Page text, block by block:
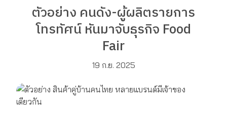
ตัวอย่าง คนดัง-ผู้ผลิตรายการ
โทรทัศน์ หันมาจับธุรกิจ Food
Fair
19 ก.ย. 2025